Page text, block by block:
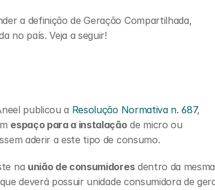
a definição de Geração Compartilhada,
no país. Veja a seguir!
publicou a Resolução Normativa n. 687,
espaço para a instalação de micro ou
aderir a este tipo de consumo.
na união de consumidores dentro da mesma
deverá possuir unidade consumidora de